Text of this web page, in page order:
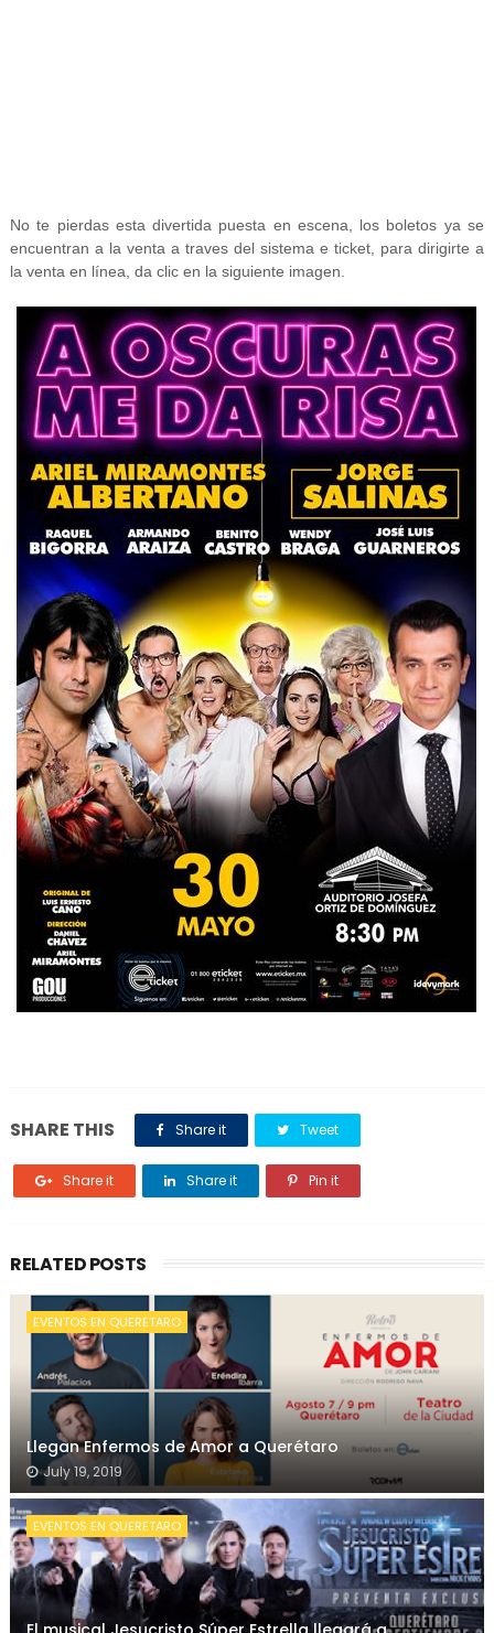
No te pierdas esta divertida puesta en escena, los boletos ya se
encuentran a la venta a traves del sistema e ticket, para dirigirte a
la venta en línea, da clic en la siguiente imagen.
SHARE THIS Share it Tweet
Share it Share it Pin it
RELATED POSTS
EVENTOS EN QUERETARO
Llegan Enfermos de Amor a Querétaro
July 19, 2019
EVENTOS EN QUERETARO